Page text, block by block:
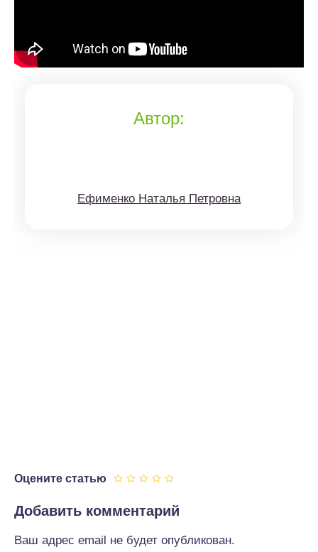
Автор:
Ефименко Наталья Петровна
Оцените статью
Добавить комментарий
Ваш адрес email не будет опубликован.